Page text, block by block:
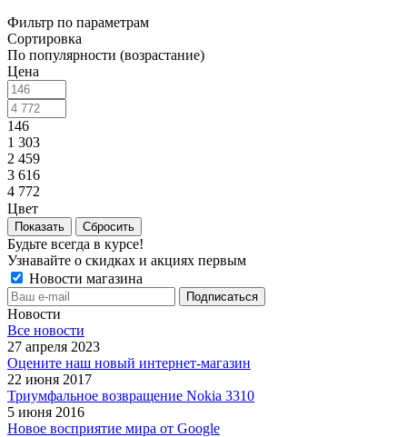
Фильтр по параметрам
Сортировка
По популярности (возрастание)
Цена
146
1 303
2 459
3 616
4 772
Цвет
Сбросить
Будьте всегда в курсе!
Узнавайте о скидках и акциях первым
Новости магазина
Новости
Все новости
27 апреля 2023
Оцените наш новый интернет-магазин
22 июня 2017
Триумфальное возвращение Nokia 3310
5 июня 2016
Новое восприятие мира от Google